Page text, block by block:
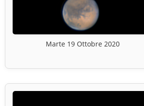
Marte 19 Ottobre 2020